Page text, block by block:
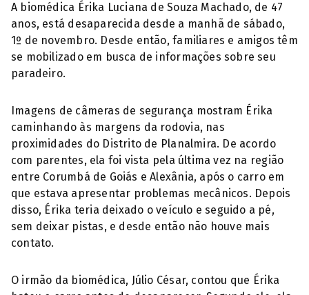
A biomédica Érika Luciana de Souza Machado, de 47
anos, está desaparecida desde a manhã de sábado,
1º de novembro. Desde então, familiares e amigos têm
se mobilizado em busca de informações sobre seu
paradeiro.
Imagens de câmeras de segurança mostram Érika
caminhando às margens da rodovia, nas
proximidades do Distrito de Planalmira. De acordo
com parentes, ela foi vista pela última vez na região
entre Corumbá de Goiás e Alexânia, após o carro em
que estava apresentar problemas mecânicos. Depois
disso, Érika teria deixado o veículo e seguido a pé,
sem deixar pistas, e desde então não houve mais
contato.
O irmão da biomédica, Júlio César, contou que Érika